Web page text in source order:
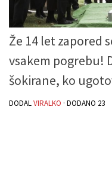
Že 14 let zapored
vsakem pogrebu!
šokirane, ko
DODALVIRALKO · DODANO 23